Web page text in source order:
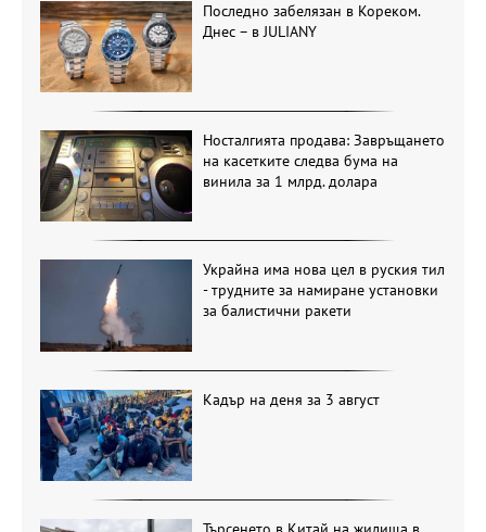
Последно забелязан в Кореком.
Днес – в JULIANY
Носталгията продава: Завръщането
на касетките следва бума на
винила за 1 млрд. долара
Украйна има нова цел в руския тил
- трудните за намиране установки
за балистични ракети
Кадър на деня за 3 август